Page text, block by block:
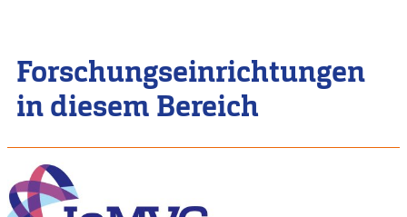
Forschungseinrichtungen
in diesem Bereich